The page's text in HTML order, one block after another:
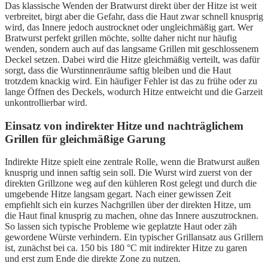
Das klassische Wenden der Bratwurst direkt über der Hitze ist weit
verbreitet, birgt aber die Gefahr, dass die Haut zwar schnell knusprig
wird, das Innere jedoch austrocknet oder ungleichmäßig gart. Wer
Bratwurst perfekt grillen möchte, sollte daher nicht nur häufig
wenden, sondern auch auf das langsame Grillen mit geschlossenem
Deckel setzen. Dabei wird die Hitze gleichmäßig verteilt, was dafür
sorgt, dass die Wurstinnenräume saftig bleiben und die Haut
trotzdem knackig wird. Ein häufiger Fehler ist das zu frühe oder zu
lange Öffnen des Deckels, wodurch Hitze entweicht und die Garzeit
unkontrollierbar wird.
Einsatz von indirekter Hitze und nachträglichem
Grillen für gleichmäßige Garung
Indirekte Hitze spielt eine zentrale Rolle, wenn die Bratwurst außen
knusprig und innen saftig sein soll. Die Wurst wird zuerst von der
direkten Grillzone weg auf den kühleren Rost gelegt und durch die
umgebende Hitze langsam gegart. Nach einer gewissen Zeit
empfiehlt sich ein kurzes Nachgrillen über der direkten Hitze, um
die Haut final knusprig zu machen, ohne das Innere auszutrocknen.
So lassen sich typische Probleme wie geplatzte Haut oder zäh
gewordene Würste verhindern. Ein typischer Grillansatz aus Grillern
ist, zunächst bei ca. 150 bis 180 °C mit indirekter Hitze zu garen
und erst zum Ende die direkte Zone zu nutzen.